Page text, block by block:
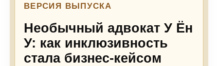
ВЕРСИЯ ВЫПУСКА
Необычный адвокат У Ён
У: как инклюзивность
стала бизнес-кейсом